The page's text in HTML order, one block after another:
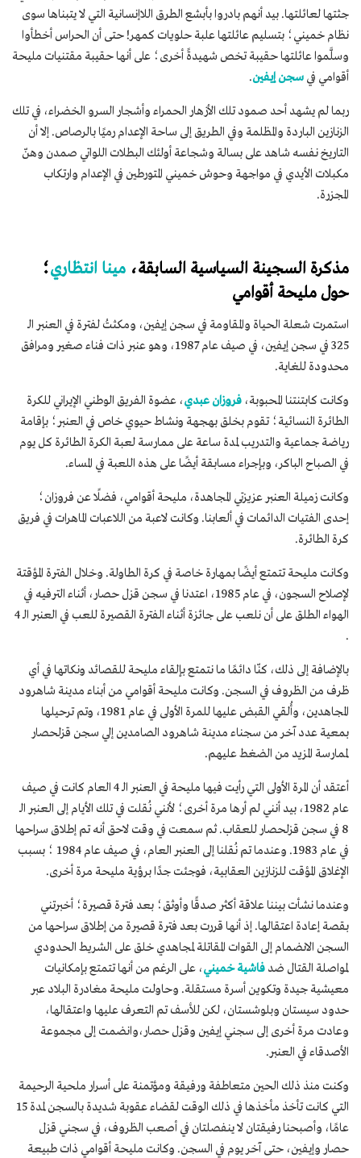
جثتها لعائلتها. بيد أنهم بادروا بأبشع الطرق اللاإنسانية التي لا يتبناها سوى
نظام خميني؛ بتسليم عائلتها علبة حلويات كمهر! حتى أن الحراس أخطأوا
وسلَّموا عائلتها حقيبة تخص شهيدةً أخرى؛ على أنها حقيبة مقتنيات مليحة
أقوامي في سجن إيفين.
ربما لم يشهد أحد صمود تلك الأزهار الحمراء وأشجار السرو الخضراء، في تلك
الزنازين الباردة والمظلمة وفي الطريق إلى ساحة الإعدام رميًا بالرصاص. إلا أن
التاريخ نفسه شاهد على بسالة وشجاعة أولئك البطلات اللواتي صمدن وهنّ
مكبلات الأيدي في مواجهة وحوش خميني المتورطين في الإعدام وارتكاب
المجزرة.
مذكرة السجينة السياسية السابقة، مينا انتظاري؛
حول مليحة أقوامي
استمرت شعلة الحياة والمقاومة في سجن إيفين، ومكثتُ لفترة في العنبر الـ
325 في سجن إيفين، في صيف عام 1987، وهو عنبر ذات فناء صغير ومرافق
محدودة للغاية.
وكانت كابتنتنا المحبوبة، فروزان عبدي، عضوة الفريق الوطني الإيراني للكرة
الطائرة النسائية؛ تقوم بخلق بهجهة ونشاط حيوي خاص في العنبر؛ بإقامة
رياضة جماعية والتدريب لمدة ساعة على ممارسة لعبة الكرة الطائرة كل يوم
في الصباح الباكر، وبإجراء مسابقة أيضًا على هذه اللعبة في المساء.
وكانت زميلة العنبر عزيزتي المجاهدة، مليحة أقوامي، فضلًا عن فروزان؛
إحدى الفتيات الدائمات في ألعابنا. وكانت لاعبة من اللاعبات الماهرات في فريق
كرة الطائرة.
وكانت مليحة تتمتع أيضًا بمهارة خاصة في كرة الطاولة. وخلال الفترة المؤقتة
لإصلاح السجون، في عام 1985، اعتدنا في سجن قزل حصار، أثناء الترفيه في
الهواء الطلق على أن نلعب على جائزة أثناء الفترة القصيرة للعب في العنبر الـ 4
.
بالإضافة إلى ذلك، كنّا دائمًا ما نتمتع بإلقاء مليحة للقصائد ونكاتها في أي
ظرف من الظروف في السجن. وكانت مليحة أقوامي من أبناء مدينة شاهرود
المجاهدين، وأُلقي القبض عليها للمرة الأولى في عام 1981، وتم ترحيلها
بمعية عدد آخر من سجناء مدينة شاهرود الصامدين إلي سجن قزلحصار
لممارسة المزيد من الضغط عليهم.
أعتقد أن المرة الأولى التي رأيت فيها مليحة في العنبر الـ 4 العام كانت في صيف
عام 1982، بيد أنني لم أرها مرة أخرى؛ لأنني نُقلت في تلك الأيام إلى العنبر الـ
8 في سجن قزلحصار للعقاب. ثم سمعت في وقت لاحق أنه تم إطلاق سراحها
في عام 1983. وعندما تم نُقلنا إلى العنبر العام، في صيف عام 1984 ؛ بسبب
الإغلاق المؤقت للزنازين العقابية، فوجئت جدًا برؤية مليحة مرة أخرى.
وعندما نشأت بيننا علاقة أكثر صدقًا وأوثق؛ بعد فترة قصيرة؛ أخبرتني
بقصة إعادة اعتقالها. إذ أنها قررت بعد فترة قصيرة من إطلاق سراحها من
السجن الانضمام إلى القوات المقاتلة لمجاهدي خلق على الشريط الحدودي
لمواصلة القتال ضد فاشية خميني، على الرغم من أنها تتمتع بإمكانيات
معيشية جيدة وتكوين أسرة مستقلة. وحاولت مليحة مغادرة البلاد عبر
حدود سيستان وبلوشستان، لكن للأسف تم التعرف عليها واعتقالها،
وعادت مرة أخرى إلى سجني إيفين وقزل حصار،وانضمت إلى مجموعة
الأصدقاء في العنبر.
وكنت منذ ذلك الحين متعاطفة ورفيقة ومؤتمنة على أسرار ملحية الرحيمة
التي كانت تأخذ مأخذها في ذلك الوقت لقضاء عقوبة شديدة بالسجن لمدة 15
عامًا، وأصبحنا رفيقتان لا ينفصلتان في أصعب الظروف، في سجني قزل
حصار وإيفين، حتى آخر يوم في السجن. وكانت مليحة أقوامي ذات طبيعة